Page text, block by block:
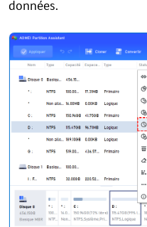
données.